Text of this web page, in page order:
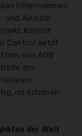
Unternehmen
und Airside-
kommt
Control setzt
von ADB
am
im schönen
der Welt